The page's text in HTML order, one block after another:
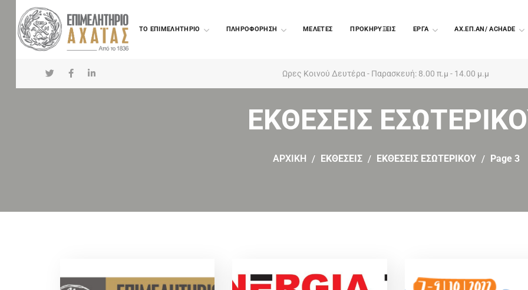
TO ΕΠΙΜΕΛΗΤΗΡΙΟ ΠΛΗΡΟΦΟΡΗΣΗ ΜΕΛΕΤΕΣ ΠΡΟΚΗΡΥΞΕΙΣ EΡΓΑ ΑΧ.ΕΠ.ΑΝ/ ACHADE
Ωρες Κοινού Δευτέρα - Παρασκευή: 8.00 π.μ - 14.00 μ.μ
ΕΚΘΕΣΕΙΣ
ΑΡΧΙΚΗ ΕΚΘΕΣΕΙΣ ΕΚΘΕΣΕΙΣ ΕΣΩΤΕΡΙΚΟΥ Page 3